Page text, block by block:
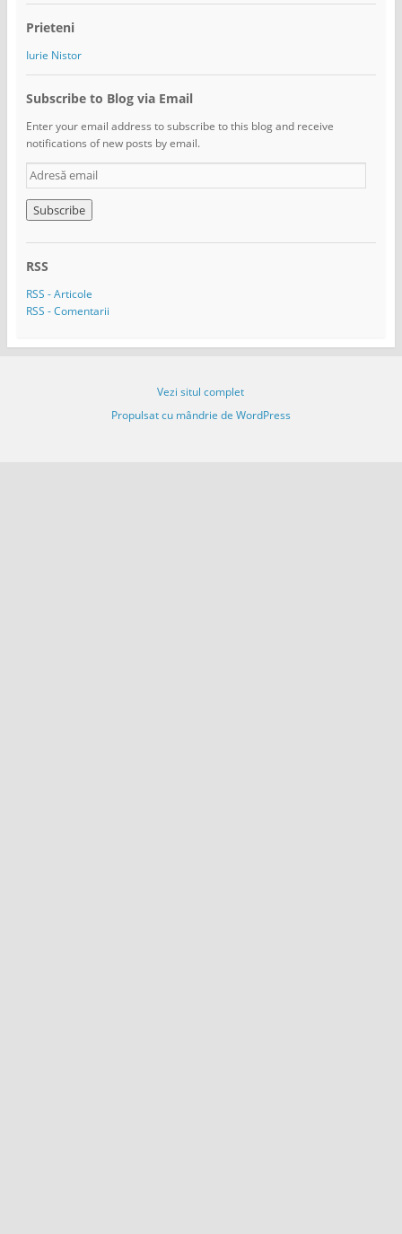
Prieteni
Iurie Nistor
Subscribe to Blog via Email
Enter your email address to subscribe to this blog and receive
notifications of new posts by email.
A
d
r
e
s
e
m
a
RSS
RSS - Articole
RSS - Comentarii
Vezi situl complet
Propulsat cu mândrie de WordPress